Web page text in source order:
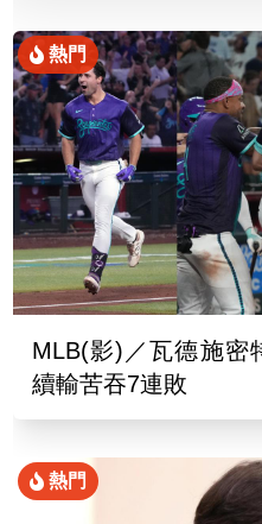
熱門
MLB(影)／瓦德施密
續輸苦吞7連敗
熱門